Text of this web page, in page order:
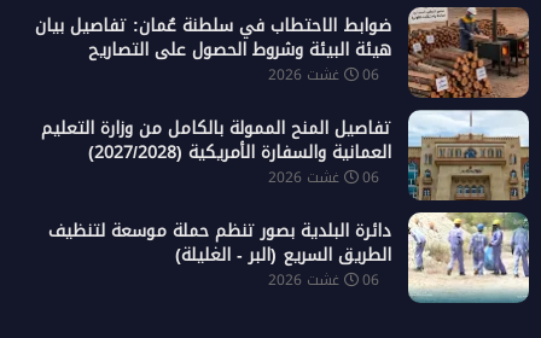
ضوابط الاحتطاب في سلطنة عُمان: تفاصيل بيان
هيئة البيئة وشروط الحصول على التصاريح
06 غشت 2026
تفاصيل المنح الممولة بالكامل من وزارة التعليم
العمانية والسفارة الأمريكية (2027/2028)
06 غشت 2026
دائرة البلدية بصور تنظم حملة موسعة لتنظيف
الطريق السريع (البر - الغليلة)
06 غشت 2026